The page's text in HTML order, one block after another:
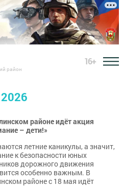
район
16+
районе идёт акция
– дети!»
летние каникулы, а значит,
к безопасности юных
дорожного движения
особенно важным. В
районе с 18 мая идёт